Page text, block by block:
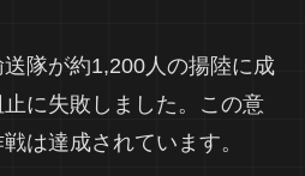
隊が約1,200人の揚陸に成
に失敗しました。この意
は達成されています。